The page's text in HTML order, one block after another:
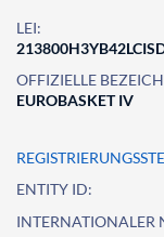
LEI:
OFFIZIELLE
EUROBASKET IV
ENTITY ID:
INTERNATIONALER